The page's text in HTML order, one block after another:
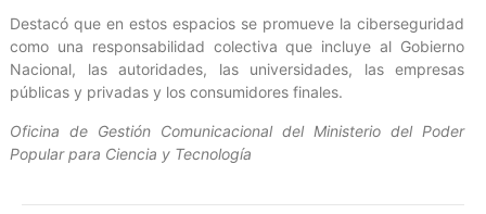
Destacó que en estos espacios se promueve la ciberseguridad
como una responsabilidad colectiva que incluye al Gobierno
Nacional, las autoridades, las universidades, las empresas
públicas y privadas y los consumidores finales.
Oficina de Gestión Comunicacional del Ministerio del Poder
Popular para Ciencia y Tecnología